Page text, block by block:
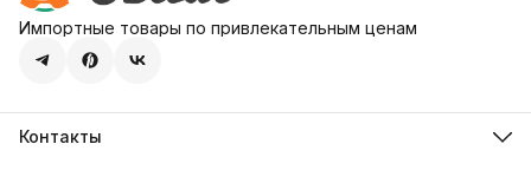
Импортные товары по привлекательным ценам
Контакты